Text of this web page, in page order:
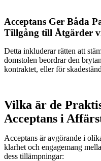
Acceptans Ger Båda
Tillgång till Åtgärder
Detta inkluderar rätten att
domstolen beordrar den
kontraktet, eller för
Vilka är de
Acceptans i
Acceptans är avgörande i
klarhet och engagemang
dess tillämpningar: